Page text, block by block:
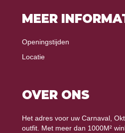
MEER
Openingstijden
Locatie
OVER ONS
Het adres voor uw Carnaval,
outfit. Met meer dan 1000M²